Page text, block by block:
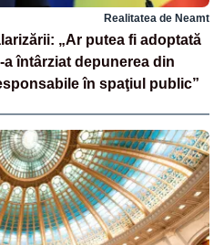
Realitatea de Neamt
„Ar putea fi adoptată
întârziat depunerea din
în spaţiul public”